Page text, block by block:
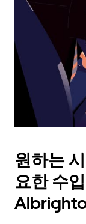
러
날
짜
캘
린
더
를
닫
원하는
요한 수